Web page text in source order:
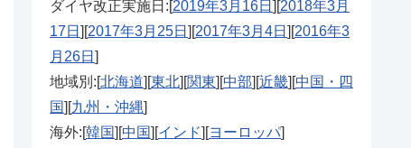
ダイヤ改正実施日:[2019年3月16日 ][2018年3月
17日 ][2017年3月25日 ][2017年3月4日 ][2016年3
月26日 ]
地域別:[北海道][東北][関東][中部][近畿][中国・四
国][九州・沖縄]
海外:[韓国][中国][インド][ヨーロッパ]